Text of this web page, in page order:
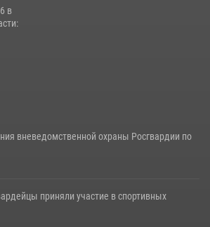
в
вневедомственной охраны Росгвардии по
приняли участие в спортивных